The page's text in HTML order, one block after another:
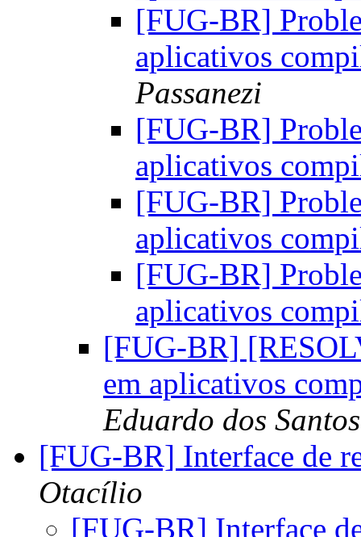
[FUG-BR]
aplicativos
Passanezi
[FUG-BR]
aplicativos
[FUG-BR]
aplicativos
[FUG-BR]
aplicativos
[FUG-BR]
em aplicativos
Eduardo dos Santos
[FUG-BR] Interface de
Otacílio
[FUG-BR] Interface